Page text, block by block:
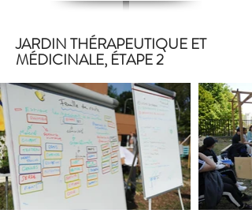
JARDIN THÉRAPEUTIQUE ET
MÉDICINALE, ÉTAPE 2